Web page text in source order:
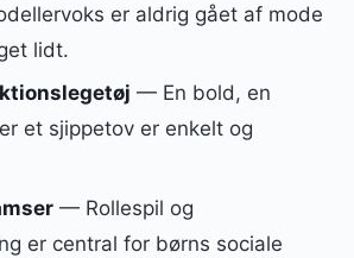
er aldrig gået af mode
lidt.
— En bold, en
et sjippetov er enkelt og
— Rollespil og
er central for børns sociale